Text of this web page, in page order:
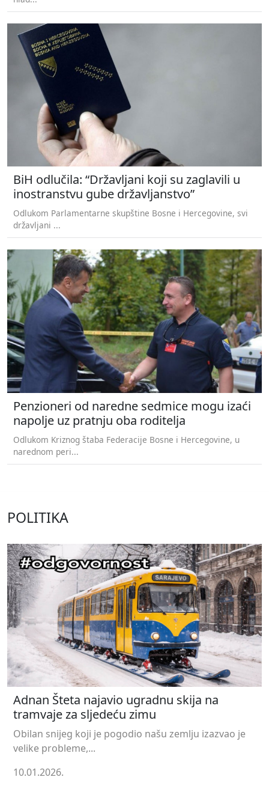
BiH odlučila: “Državljani koji su zaglavili u
inostranstvu gube državljanstvo”
Odlukom Parlamentarne skupštine Bosne i Hercegovine, svi
državljani ...
Penzioneri od naredne sedmice mogu izaći
napolje uz pratnju oba roditelja
Odlukom Kriznog štaba Federacije Bosne i Hercegovine, u
narednom peri...
POLITIKA
Adnan Šteta najavio ugradnu skija na
tramvaje za sljedeću zimu
Obilan snijeg koji je pogodio našu zemlju izazvao je
velike probleme,...
10.01.2026.